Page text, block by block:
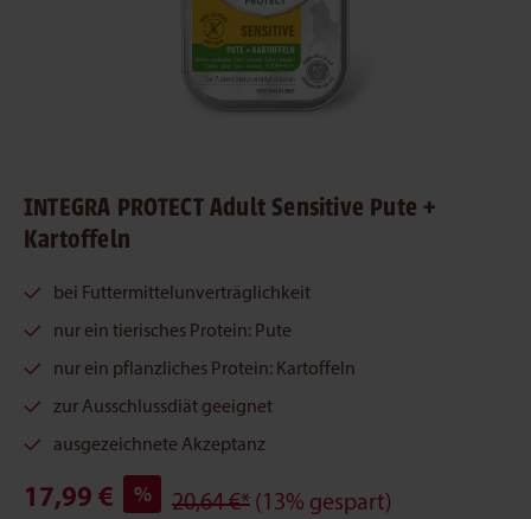
INTEGRA PROTECT Adult Sensitive Pute +
Kartoffeln
bei Futtermittelunverträglichkeit
nur ein tierisches Protein: Pute
nur ein pflanzliches Protein: Kartoffeln
zur Ausschlussdiät geeignet
ausgezeichnete Akzeptanz
17,99 € % 20,64 €* (13% gespart)